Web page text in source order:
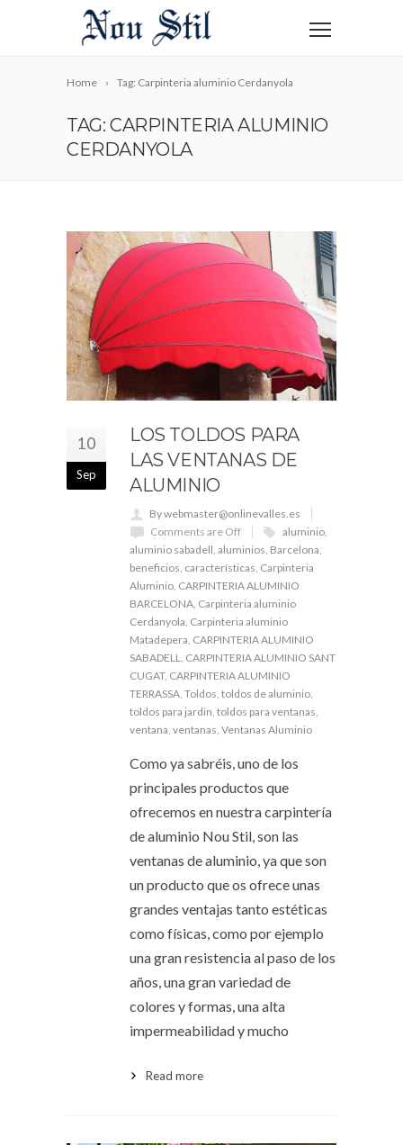
Home Tag: Carpinteria aluminio Cerdanyola
TAG: CARPINTERIA ALUMINIO
CERDANYOLA
10
Sep
LOS TOLDOS PARA
LAS VENTANAS DE
ALUMINIO
By webmaster@onlinevalles.es
Comments are Off
aluminio
aluminio sabadell aluminios Barcelona
beneficios características Carpinteria
Aluminio CARPINTERIA ALUMINIO
BARCELONA Carpinteria aluminio
Cerdanyola Carpinteria aluminio
Matadepera CARPINTERIA ALUMINIO
SABADELL
CARPINTERIA ALUMINIO SANT
CUGAT, CARPINTERIA ALUMINIO
TERRASSA Toldos toldos de aluminio
toldos para jardin toldos para ventanas
ventana ventanas Ventanas Aluminio
Como ya sabréis, uno de los
principales productos que
ofrecemos en nuestra carpintería
de aluminio Nou Stil, son las
ventanas de aluminio, ya que son
un producto que os ofrece unas
grandes ventajas tanto estéticas
como físicas, como por ejemplo
una gran resistencia al paso de los
años, una gran variedad de
colores y formas, una alta
impermeabilidad y mucho
Read more